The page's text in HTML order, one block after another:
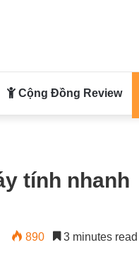
Cộng Đồng Review
tính nhanh
890 3 minutes read